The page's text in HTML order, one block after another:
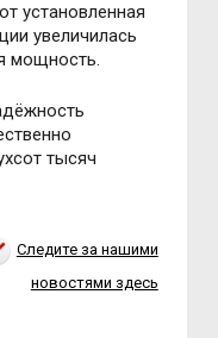
установленная
увеличилась
мощность.
тысяч
Следите за нашими
новостями здесь